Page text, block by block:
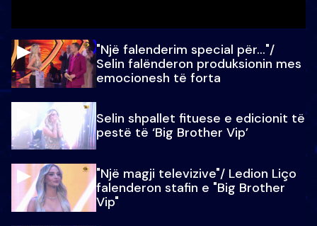
"Një falenderim special për…"/
Selin falënderon produksionin mes
emocionesh të forta
Selin shpallet fituese e edicionit të
pestë të ‘Big Brother Vip’
"Një magji televizive"/ Ledion Liço
falenderon stafin e "Big Brother
Vip"